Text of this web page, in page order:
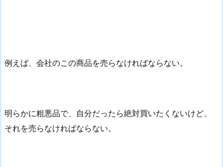
例えば、会社のこの商品を売らなければならない。
明らかに粗悪品で、自分だったら絶対買いたくないけど、
それを売らなければならない。